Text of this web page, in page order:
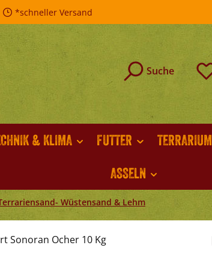
*schneller Versand
Suche
& KLIMA FUTTER TERRARIUM
ASSELN
Wüstensand & Lehm